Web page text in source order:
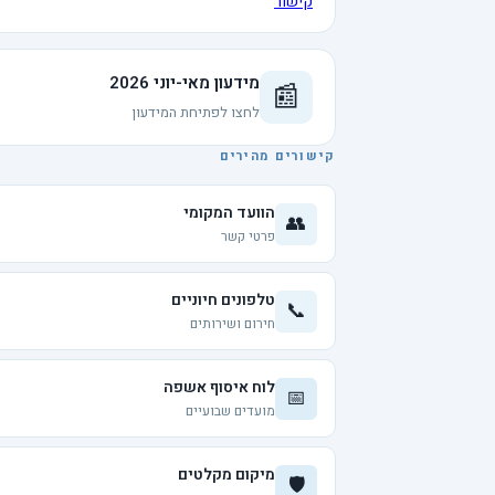
📰 מידעון מאי-יוני 2026
לחצו לפתיחת המידעון
קישורים מהירים
👥 הוועד המקומי
פרטי קשר
📞 טלפונים חיוניים
חירום ושירותים
📅 לוח איסוף אשפה
מועדים שבועיים
🛡️ מיקום מקלטים